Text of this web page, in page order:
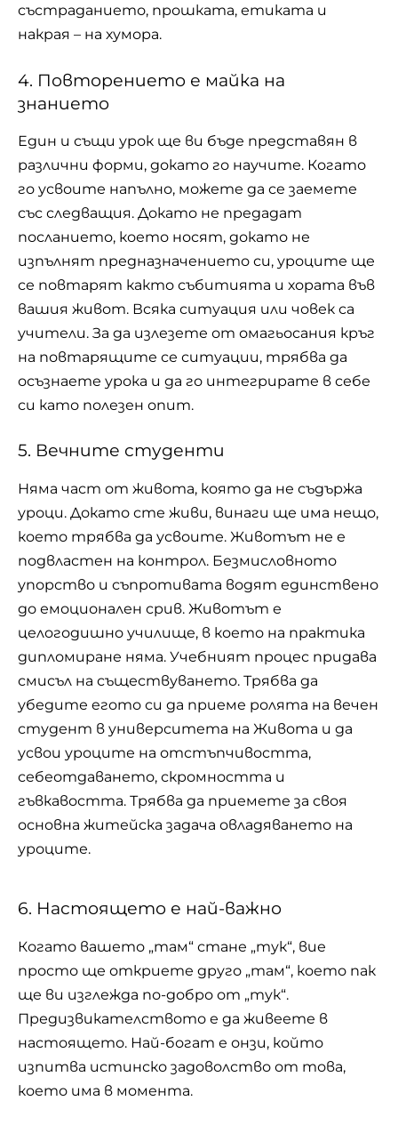
състраданието, прошката, етиката и
накрая – на хумора.
4. Повторението е майка на
знанието
Един и същи урок ще ви бъде представян в
различни форми, докато го научите. Когато
го усвоите напълно, можете да се заемете
със следващия. Докато не предадат
посланието, което носят, докато не
изпълнят предназначението си, уроците ще
се повтарят както събитията и хората във
вашия живот. Всяка ситуация или човек са
учители. За да излезете от омагьосания кръг
на повтарящите се ситуации, трябва да
осъзнаете урока и да го интегрирате в себе
си като полезен опит.
5. Вечните студенти
Няма част от живота, която да не съдържа
уроци. Докато сте живи, винаги ще има нещо,
което трябва да усвоите. Животът не е
подвластен на контрол. Безмисловното
упорство и съпротивата водят единствено
до емоционален срив. Животът е
целогодишно училище, в което на практика
дипломиране няма. Учебният процес придава
смисъл на съществуването. Трябва да
убедите eгото си да приеме ролята на вечен
студент в университета на Живота и да
усвои уроците на отстъпчивостта,
себеотдаването, скромността и
гъвкавостта. Трябва да приемете за своя
основна житейска задача овладяването на
уроците.
6. Настоящето е най-важно
Когато вашето „там“ стане „тук“, вие
просто ще откриете друго „там“, което пак
ще ви изглежда по-добро от „тук“.
Предизвикателството е да живеете в
настоящето. Най-богат е онзи, който
изпитва истинско задоволство от това,
което има в момента.